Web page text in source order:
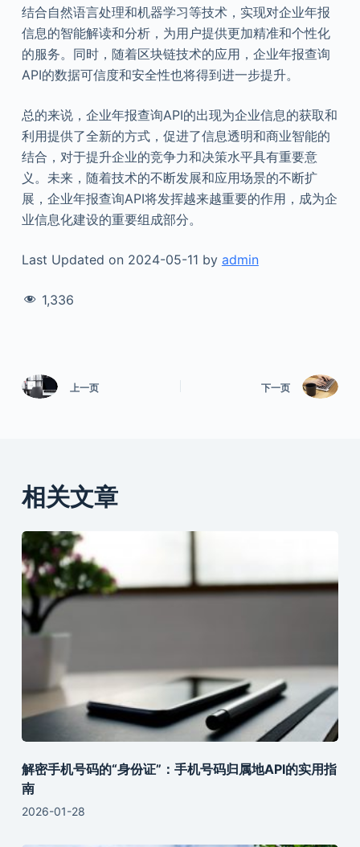
结合自然语言处理和机器学习等技术，实现对企业年报
信息的智能解读和分析，为用户提供更加精准和个性化
的服务。同时，随着区块链技术的应用，企业年报查询
API的数据可信度和安全性也将得到进一步提升。
总的来说，企业年报查询API的出现为企业信息的获取和
利用提供了全新的方式，促进了信息透明和商业智能的
结合，对于提升企业的竞争力和决策水平具有重要意
义。未来，随着技术的不断发展和应用场景的不断扩
展，企业年报查询API将发挥越来越重要的作用，成为企
业信息化建设的重要组成部分。
Last Updated on 2024-05-11 by admin
1,336
上一页 下一页
相关文章
解密手机号码的“身份证”：手机号码归属地API的实用指
南
2026-01-28